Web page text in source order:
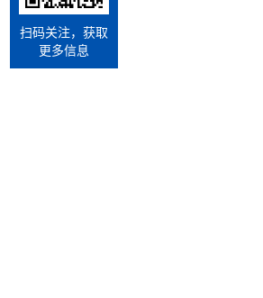
扫码关注，获取
更多信息